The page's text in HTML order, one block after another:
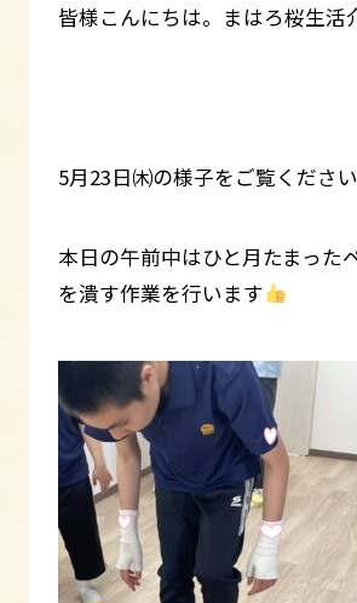
皆様こんにちは。まはろ桜生活
5月23日㈭の様子をご覧ください
本日の午前中はひと月たまった
を潰す作業を行います